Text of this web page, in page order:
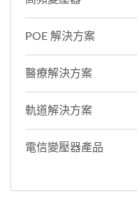
POE 解決方案
醫療解決方案
軌道解決方案
電信變壓器產品